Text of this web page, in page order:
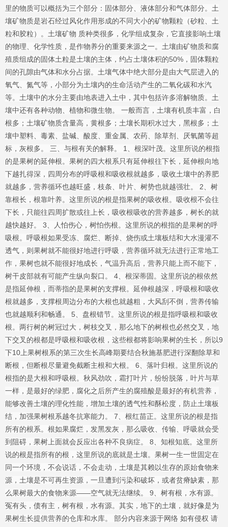
里的物质可以概括为三个部分：固体部分、液体部分和气体部分。土
壤矿物质是岩石经过风化作用形成的不同大小的矿物颗粒（砂粒、土
粒和胶粒）。土壤矿物 质种类很多，化学组成复杂，它直接影响土壤
的物理、化学性质，是作物养分的重要来源之一。土壤由矿物质和腐
殖质组成的固体土粒是土壤的主体，约占土壤体积的50%，固体颗粒
间的孔隙由气体和水分占据。土壤气体中绝大部分是由大气层进入的
氧气、氮气等，小部分为土壤内的生命活动产生的二氧化碳和水汽
等。土壤中的水分主要由地表进入土中，其中包括许多溶解物质。土
壤中还有各种动物、植物和微生物。 一般而言，土壤有机质丰富，白
根多；土壤矿物质含量高，黄根多；土壤长期积水过大，黑根多；土
壤中塑料、毒素、盐碱、酸度、重金属、农药、除草剂、厌氧菌等超
标，灰根多。 三、与根有关的解释。 1、根深叶茂。这里所说的根指
的是果树的延伸根。果树的四大根系只有延伸根往下长，延伸根向地
下越扎得深，四周分布的呼吸根和吸收根就越多，吸收土壤中的养肥
就越多，营养循环也越旺盛，枝条、叶片、树势也就越强壮。 2、树
靠根长，根靠叶养。这里所说的根是指果树的吸收根。吸收根不会往
下长，只能往四周扩散或往上长，吸收根吸收的营养越多，树长的就
越快越好。 3、人怕伤心，树怕伤根。这里所说的根指的是果树的呼
吸根。呼吸根如果受冻、腐烂、断掉、烧伤或土壤板结和大水漫灌不
透气，则果树就不能很好地进行呼吸，营养循环就无法进行正常地工
作，果树也就不能很好地成长，气温升高后，营养只能上而不能下，
树干皮部就有可能产生纵向裂口。 4、根深蒂固。这里所说的根依然
是指延伸根，而蒂指的是果树的支撑根。延伸根越深，呼吸根和吸收
根就越多，支撑根周边分布的大根也就越粗，大风刮不倒，营养传输
也就越顺利和畅通。 5、盘根错节。这里所说的根是指呼吸根和吸收
根。两行树的树冠过大，树枝交叉，那么地下的树根也必然交叉，地
下交叉的根都是呼吸根和吸收根，这些根都将影响果树的生长，所以9
下10上果树根系的第三次生长高峰期要结合秋施基肥进行深翻除草和
断根，但断根尽量避免截断主根和大根。 6、落叶归根。这里所说的
根指的是大根和呼吸根。秋风劲吹，霜打叶片，纷纷脱落，叶片与草
一样，是最好的绿肥，腐化之后所产生的腐殖酸是最好的有机营养，
能够改善土壤的理化性能，增加土壤的透气性和酥松度，防止土壤板
结，加强果树根系越冬抗寒能力。 7、根红苗正。这里所说的根是指
所有的根系。根如果腐烂，发黑发灰，那么吸收、传输、呼吸就会受
到阻碍，果树上面就会反应出各种不良病症。 8、知根知底。这里所
说的根是指所有的根，这里所说的底就是土壤。果树一生一世固定在
同一个环境，不会说话，不会走动，土壤是其赖以生存的原始食物来
源，土壤是不可再生资源，一旦遭到污染和破坏，或者贫瘠缺素，那
么果树最大的食物来源——空气就无法继续。 9、树有根，水有源。
冤有头，债有主，树有根，水有源。其实，地下的土壤，就好像是为
果树生长提供营养的仓库和水库。 部分内容来源于网络 如有侵权 请